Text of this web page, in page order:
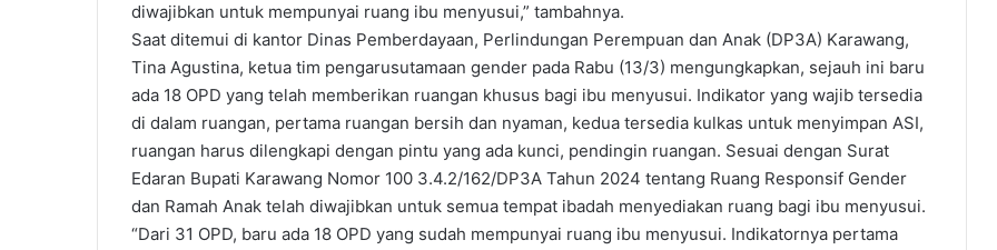
diwajibkan untuk mempunyai ruang ibu menyusui,” tambahnya.
Saat ditemui di kantor Dinas Pemberdayaan, Perlindungan Perempuan dan Anak (DP3A) Karawang,
Tina Agustina, ketua tim pengarusutamaan gender pada Rabu (13/3) mengungkapkan, sejauh ini baru
ada 18 OPD yang telah memberikan ruangan khusus bagi ibu menyusui. Indikator yang wajib tersedia
di dalam ruangan, pertama ruangan bersih dan nyaman, kedua tersedia kulkas untuk menyimpan ASI,
ruangan harus dilengkapi dengan pintu yang ada kunci, pendingin ruangan. Sesuai dengan Surat
Edaran Bupati Karawang Nomor 100 3.4.2/162/DP3A Tahun 2024 tentang Ruang Responsif Gender
dan Ramah Anak telah diwajibkan untuk semua tempat ibadah menyediakan ruang bagi ibu menyusui.
“Dari 31 OPD, baru ada 18 OPD yang sudah mempunyai ruang ibu menyusui. Indikatornya pertama